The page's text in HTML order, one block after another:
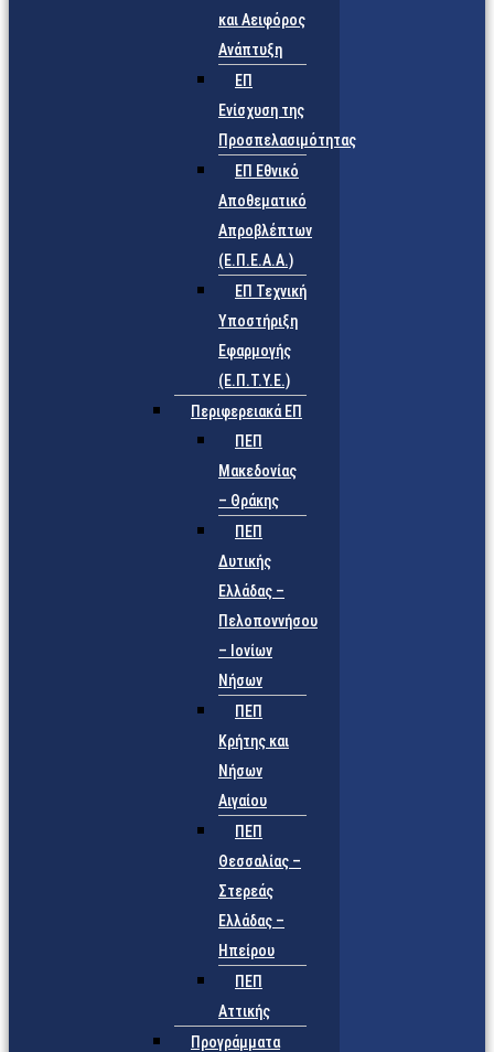
και Αειφόρος
Ανάπτυξη
ΕΠ
Ενίσχυση της
Προσπελασιμότητας
ΕΠ Εθνικό
Αποθεματικό
Απροβλέπτων
(Ε.Π.Ε.Α.Α.)
ΕΠ Τεχνική
Υποστήριξη
Εφαρμογής
(Ε.Π.Τ.Υ.Ε.)
Περιφερειακά ΕΠ
ΠΕΠ
Μακεδονίας
– Θράκης
ΠΕΠ
Δυτικής
Ελλάδας –
Πελοποννήσου
– Ιονίων
Νήσων
ΠΕΠ
Κρήτης και
Νήσων
Αιγαίου
ΠΕΠ
Θεσσαλίας –
Στερεάς
Ελλάδας –
Ηπείρου
ΠΕΠ
Αττικής
Προγράμματα